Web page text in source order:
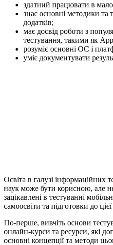
здатний працювати в
знає основні методики та
додатків;
має досвід роботи з
тестування, такими як
розуміє основні ОС і
уміє документувати
Освіта в галузі інформаційних
наук може бути корисною, але
зацікавлені в тестуванні
самоосвіти та підготовки до
По-перше, вивчіть основи
онлайн-курси та ресурси, які
основні концепції та методи